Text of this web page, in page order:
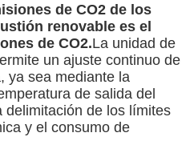
de CO2 de los
renovable es el
de CO2.La unidad de
un ajuste continuo de
ya sea mediante la
de salida del
delimitación de los límites
y el consumo de